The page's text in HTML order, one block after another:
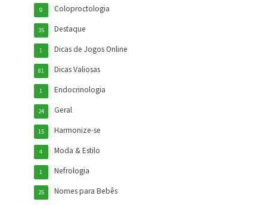
Coloproctologia
9
Destaque
35
Dicas de Jogos Online
1
Dicas Valiosas
81
Endocrinologia
1
Geral
24
Harmonize-se
15
Moda & Estilo
4
Nefrologia
1
Nomes para Bebês
25